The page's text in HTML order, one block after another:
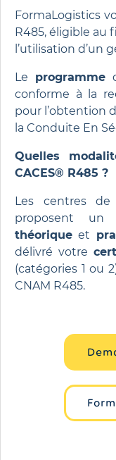
FormaLogistics
R485, éligible au
l’utilisation d’un
Le programme
conforme à la
pour l’obtention
la Conduite En
Quelles
CACES® R485 ?
Les centres de
proposent un
théorique et
délivré votre
(catégories 1 ou
CNAM R485.